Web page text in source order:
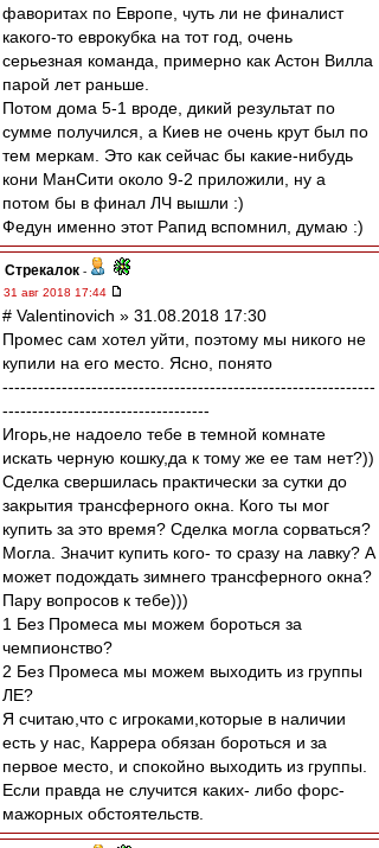
фаворитах по Европе, чуть ли не финалист
какого-то еврокубка на тот год, очень
серьезная команда, примерно как Астон Вилла
парой лет раньше.
Потом дома 5-1 вроде, дикий результат по
сумме получился, а Киев не очень крут был по
тем меркам. Это как сейчас бы какие-нибудь
кони МанСити около 9-2 приложили, ну а
потом бы в финал ЛЧ вышли :)
Федун именно этот Рапид вспомнил, думаю :)
Стрекалок -
31 авг 2018 17:44
# Valentinovich » 31.08.2018 17:30
Промес сам хотел уйти, поэтому мы никого не
купили на его место. Ясно, понято
---------------------------------------------------------------
-----------------------------------
Игорь,не надоело тебе в темной комнате
искать черную кошку,да к тому же ее там нет?))
Сделка свершилась практически за сутки до
закрытия трансферного окна. Кого ты мог
купить за это время? Сделка могла сорваться?
Могла. Значит купить кого- то сразу на лавку? А
может подождать зимнего трансферного окна?
Пару вопросов к тебе)))
1 Без Промеса мы можем бороться за
чемпионство?
2 Без Промеса мы можем выходить из группы
ЛЕ?
Я считаю,что с игроками,которые в наличии
есть у нас, Каррера обязан бороться и за
первое место, и спокойно выходить из группы.
Если правда не случится каких- либо форс-
мажорных обстоятельств.